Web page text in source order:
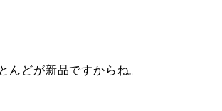
んどが新品ですからね。